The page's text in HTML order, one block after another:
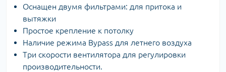
Оснащен двумя фильтрами: для притока и
вытяжки
Простое крепление к потолку
Наличие режима Bypass для летнего воздуха
Три скорости вентилятора для регулировки
производительности.